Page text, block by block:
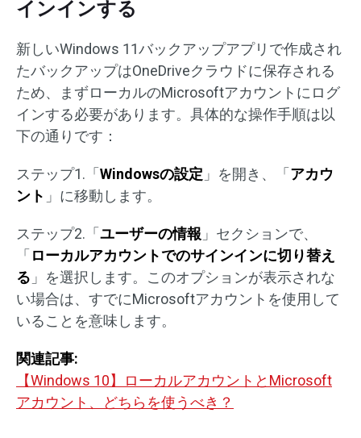
インインする
新しいWindows 11バックアップアプリで作成され
たバックアップはOneDriveクラウドに保存される
ため、まずローカルのMicrosoftアカウントにログ
インする必要があります。具体的な操作手順は以
下の通りです：
ステップ1.「 Windowsの設定 」を開き、「 アカウ
ント 」に移動します。
ステップ2.「 ユーザーの情報 」セクションで、
「 ローカルアカウントでのサインインに切り替え
る 」を選択します。このオプションが表示されな
い場合は、すでにMicrosoftアカウントを使用して
いることを意味します。
関連記事:
【Windows 10】ローカルアカウントとMicrosoft
アカウント、どちらを使うべき？